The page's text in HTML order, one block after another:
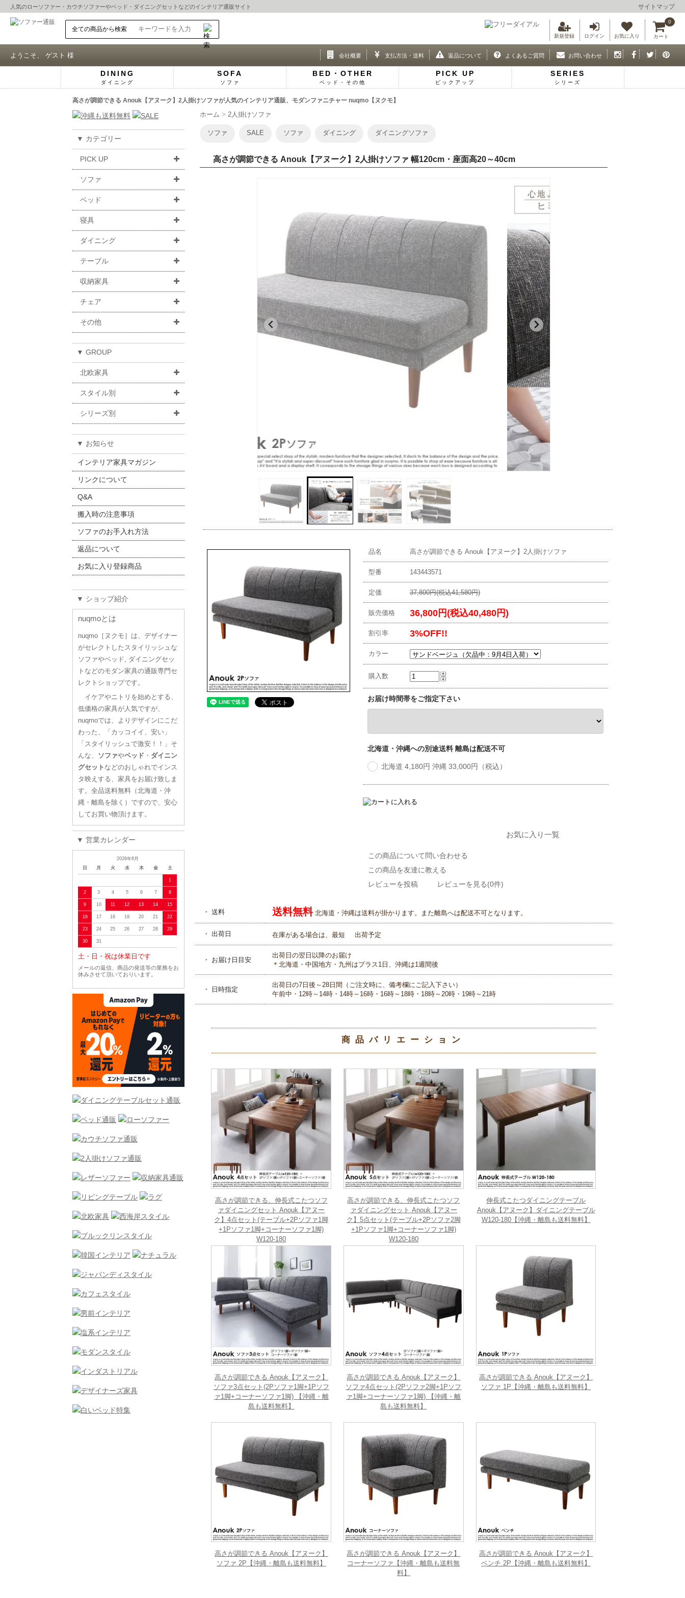
人気のローソファー ・ カウチソファーやベッド ・ ダイニングセット などのインテリア通販サイト サイトマップ
新規登録 ログイン お気に入り カート
0
ようこそ、 ゲスト 様 会社概要 支払方法・送料 返品について よくあるご質問 お問い合わせ
DINING
ダイニング
SOFA
ソファ
BED・OTHER
ベッド・その他
PICK UP
ピックアップ
SERIES
シリーズ
高さが調節できる Anouk【アヌーク】2人掛けソファが人気のインテリア通販、モダンファニチャー nuqmo【ヌクモ】
▼ カテゴリー
PICK UP
ソファ
ベッド
寝具
ダイニング
テーブル
収納家具
チェア
その他
▼ GROUP
北欧家具
スタイル別
シリーズ別
▼ お知らせ
インテリア家具マガジン
リンクについて
Q&A
搬入時の注意事項
ソファのお手入れ方法
返品について
お気に入り登録商品
▼ ショップ紹介
nuqmoとは
nuqmo［ヌクモ］は、デザイナー
がセレクトしたスタイリッシュな
ソファやベッド, ダイニングセッ
トなどのモダン家具の通販専門セ
レクトショップです。
イケアやニトリを始めとする、
低価格の家具が人気ですが、
nuqmoでは、よりデザインにこだ
わった、「カッコイイ、安い」
「スタイリッシュで激安！！」そ
んな、 ソファやベッド ・ ダイニン
グセット などのおしゃれでインス
タ映えする、家具をお届け致しま
す。全品送料無料（北海道・沖
縄・離島を除く）ですので、安心
してお買い物頂けます。
▼ 営業カレンダー
2026年8月
日
月 火 水 木 金 土
1
2 3 4 5 6 7 8
9 10 11 12 13 14 15
16 17 18 19 20 21 22
23 24 25 26 27 28 29
30 31
土・日・祝は休業日です
メールの返信、商品の発送等の業務をお
休みさせて頂いておりいます。
ホーム 2人掛けソファ
ソファ SALE ソファ ダイニング ダイニングソファ
高さが調節できる Anouk【アヌーク】2人掛けソファ 幅120cm・座面高20～40cm
品名 高さが調節できる Anouk【アヌーク】2人掛けソファ
型番 143443571
定価 37,800円(税込41,580円)
販売価格 36,800円(税込40,480円)
割引率 3%OFF!!
カラー
購入数
お届け時間帯をご指定下さい
北海道・沖縄への別途送料 離島は配送不可
北海道 4,180円 沖縄 33,000円（税込）
お気に入り一覧
この商品について問い合わせる
この商品を友達に教える
レビューを投稿
レビューを見る(0件)
・ 送料 送料無料北海道・沖縄は送料が掛かります。また離島へは配送不可となります。
・ 出荷日 在庫がある場合は、最短 出荷予定
・ お届け日目安
出荷日の翌日以降のお届け
＊北海道・中国地方・九州はプラス1日、沖縄は1週間後
・ 日時指定
出荷日の7日後～28日間（ご注文時に、備考欄にご記入下さい）
午前中・12時～14時・14時～16時・16時～18時・18時～20時・19時～21時
商品バリエーション
高さが調節できる、伸長式こたつソフ
ァダイニングセット Anouk【アヌー
ク】4点セット(テーブル+2Pソファ1脚
+1Pソファ1脚+コーナーソファ1脚)
W120-180
高さが調節できる、伸長式こたつソフ
ァダイニングセット Anouk【アヌー
ク】5点セット(テーブル+2Pソファ2脚
+1Pソファ1脚+コーナーソファ1脚)
W120-180
伸長式こたつダイニングテーブル
Anouk【アヌーク】ダイニングテーブル
W120-180【沖縄・離島も送料無料】
高さが調節できる Anouk【アヌーク】
ソファ3点セット(2Pソファ1脚+1Pソフ
ァ1脚+コーナーソファ1脚) 【沖縄・離
島も送料無料】
高さが調節できる Anouk【アヌーク】
ソファ4点セット(2Pソファ2脚+1Pソフ
ァ1脚+コーナーソファ1脚) 【沖縄・離
島も送料無料】
高さが調節できる Anouk【アヌーク】
ソファ 1P【沖縄・離島も送料無料】
高さが調節できる Anouk【アヌーク】
ソファ 2P【沖縄・離島も送料無料】
高さが調節できる Anouk【アヌーク】
コーナーソファ【沖縄・離島も送料無
料】
高さが調節できる Anouk【アヌーク】
ベンチ 2P【沖縄・離島も送料無料】